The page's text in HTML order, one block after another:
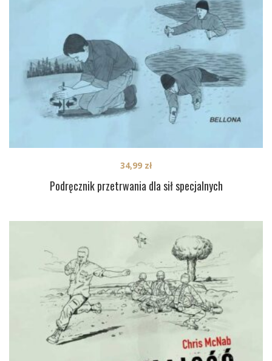
Podręcznik przetrwania dla sił specjalnych
34,99 zł